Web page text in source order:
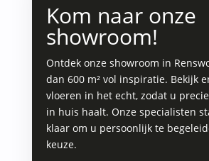
Kom naar onze
showroom!
Ontdek onze showroom in
dan 600 m² vol inspiratie. Bekijk
vloeren in het echt, zodat u
in huis haalt. Onze specialisten
klaar om u persoonlijk te
keuze.